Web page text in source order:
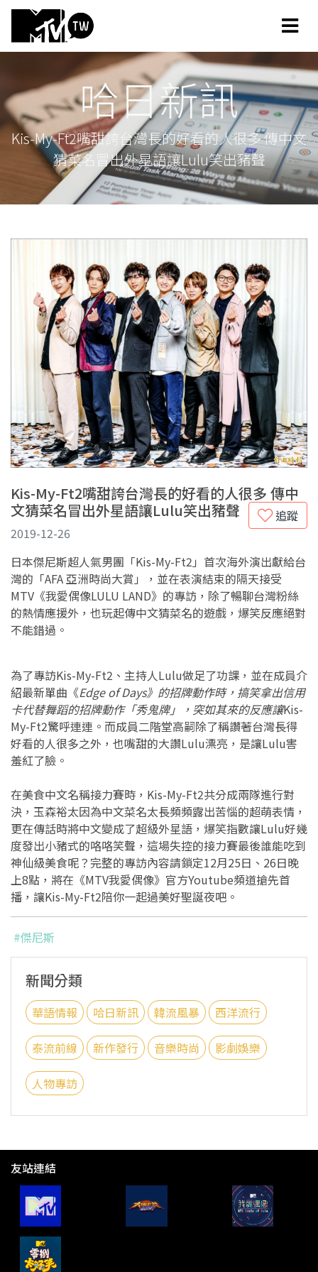
哈日新訊
Kis-My-Ft2嘴甜誇台灣長的好看的人很多 傳中文
猜菜名冒出外星語讓Lulu笑出豬聲
Kis-My-Ft2嘴甜誇台灣長的好看的人很多 傳中
文猜菜名冒出外星語讓Lulu笑出豬聲
追蹤
2019-12-26
日本傑尼斯超人氣男團「Kis-My-Ft2」首次海外演出獻給台
灣的「AFA 亞洲時尚大賞」，並在表演結束的隔天接受
MTV《我愛偶像LULU LAND》的專訪，除了暢聊台灣粉絲
的熱情應援外，也玩起傳中文猜菜名的遊戲，爆笑反應絕對
不能錯過。
為了專訪Kis-My-Ft2、主持人Lulu做足了功課，並在成員介
紹最新單曲《Edge of Days》的招牌動作時，搞笑拿出信用
卡代替舞蹈的招牌動作「秀鬼牌」，突如其來的反應讓Kis-
My-Ft2驚呼連連。而成員二階堂高嗣除了稱讚著台灣長得
好看的人很多之外，也嘴甜的大讚Lulu漂亮，是讓Lulu害
羞紅了臉。
在美食中文名稱接力賽時，Kis-My-Ft2共分成兩隊進行對
決，玉森裕太因為中文菜名太長頻頻露出苦惱的超萌表情，
更在傳話時將中文變成了超級外星語，爆笑指數讓Lulu好幾
度發出小豬式的咯咯笑聲，這場失控的接力賽最後誰能吃到
神仙級美食呢？完整的專訪內容請鎖定12月25日、26日晚
上8點，將在《MTV我愛偶像》官方Youtube頻道搶先首
播，讓Kis-My-Ft2陪你一起過美好聖誕夜吧。
#傑尼斯
新聞分類
華語情報 哈日新訊 韓流風暴 西洋流行
泰流前線 新作發行 音樂時尚 影劇娛樂
人物專訪
友站連結